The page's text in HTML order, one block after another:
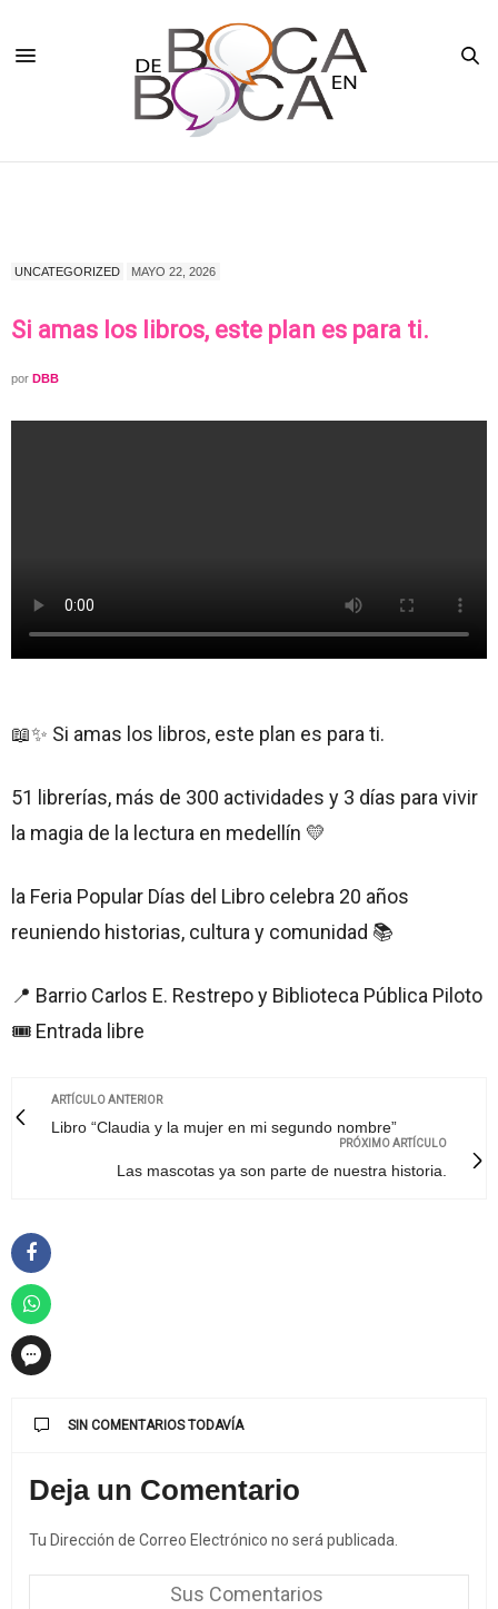
UNCATEGORIZED MAYO 22, 2026
Si amas los libros, este plan es para ti.
por DBB
📖✨ Si amas los libros, este plan es para ti.
51 librerías, más de 300 actividades y 3 días para vivir
la magia de la lectura en medellín 💛
la Feria Popular Días del Libro celebra 20 años
reuniendo historias, cultura y comunidad 📚
📍 Barrio Carlos E. Restrepo y Biblioteca Pública Piloto
🎟️ Entrada libre
ARTÍCULO ANTERIOR
Libro “Claudia y la mujer en mi segundo nombre”
PRÓXIMO ARTÍCULO
Las mascotas ya son parte de nuestra historia.
SIN COMENTARIOS TODAVÍA
Deja un Comentario
Tu Dirección de Correo Electrónico no será publicada.